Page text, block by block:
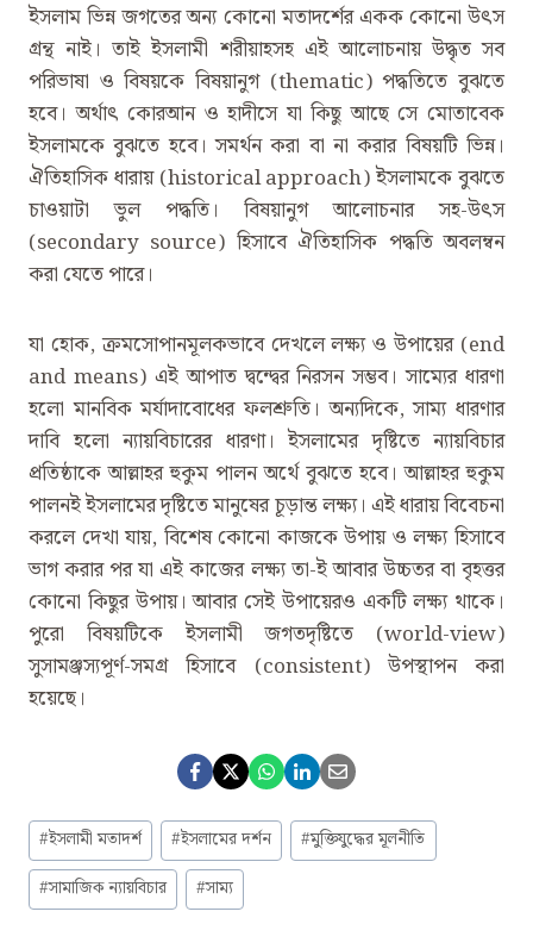
ইসলাম ভিন্ন জগতের অন্য কোনো মতাদর্শের একক কোনো উৎস
গ্রন্থ নাই। তাই ইসলামী শরীয়াহসহ এই আলোচনায় উদ্ধৃত সব
পরিভাষা ও বিষয়কে বিষয়ানুগ (thematic) পদ্ধতিতে বুঝতে
হবে। অর্থাৎ কোরআন ও হাদীসে যা কিছু আছে সে মোতাবেক
ইসলামকে বুঝতে হবে। সমর্থন করা বা না করার বিষয়টি ভিন্ন।
ঐতিহাসিক ধারায় (historical approach) ইসলামকে বুঝতে
চাওয়াটা ভুল পদ্ধতি। বিষয়ানুগ আলোচনার সহ-উৎস
(secondary source) হিসাবে ঐতিহাসিক পদ্ধতি অবলম্বন
করা যেতে পারে।
যা হোক, ক্রমসোপানমূলকভাবে দেখলে লক্ষ্য ও উপায়ের (end
and means) এই আপাত দ্বন্দ্বের নিরসন সম্ভব। সাম্যের ধারণা
হলো মানবিক মর্যাদাবোধের ফলশ্রুতি। অন্যদিকে, সাম্য ধারণার
দাবি হলো ন্যায়বিচারের ধারণা। ইসলামের দৃষ্টিতে ন্যায়বিচার
প্রতিষ্ঠাকে আল্লাহর হুকুম পালন অর্থে বুঝতে হবে। আল্লাহর হুকুম
পালনই ইসলামের দৃষ্টিতে মানুষের চূড়ান্ত লক্ষ্য। এই ধারায় বিবেচনা
করলে দেখা যায়, বিশেষ কোনো কাজকে উপায় ও লক্ষ্য হিসাবে
ভাগ করার পর যা এই কাজের লক্ষ্য তা-ই আবার উচ্চতর বা বৃহত্তর
কোনো কিছুর উপায়। আবার সেই উপায়েরও একটি লক্ষ্য থাকে।
পুরো বিষয়টিকে ইসলামী জগতদৃষ্টিতে (world-view)
সুসামঞ্জস্যপূর্ণ-সমগ্র হিসাবে (consistent) উপস্থাপন করা
হয়েছে।
Post
Tags:
#ইসলামী মতাদর্শ #ইসলামের দর্শন #মুক্তিযুদ্ধের মূলনীতি
#সামাজিক ন্যায়বিচার #সাম্য